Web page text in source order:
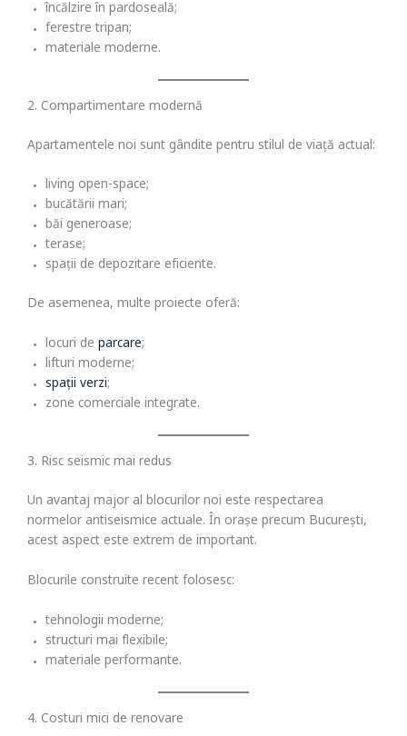
încălzire în pardoseală;
ferestre tripan;
materiale moderne.
2. Compartimentare modernă
Apartamentele noi sunt gândite pentru stilul de viață actual:
living open-space;
bucătării mari;
băi generoase;
terase;
spații de depozitare eficiente.
De asemenea, multe proiecte oferă:
locuri de parcare;
lifturi moderne;
spații verzi;
zone comerciale integrate.
3. Risc seismic mai redus
Un avantaj major al blocurilor noi este respectarea
normelor antiseismice actuale. În orașe precum București,
acest aspect este extrem de important.
Blocurile construite recent folosesc:
tehnologii moderne;
structuri mai flexibile;
materiale performante.
4. Costuri mici de renovare